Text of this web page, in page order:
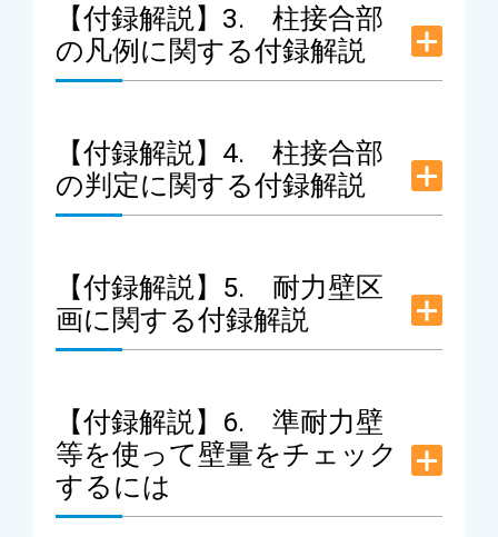
【付録解説】3. 柱接合部
の凡例に関する付録解説
【付録解説】4. 柱接合部
の判定に関する付録解説
【付録解説】5. 耐力壁区
画に関する付録解説
【付録解説】6. 準耐力壁
等を使って壁量をチェック
するには